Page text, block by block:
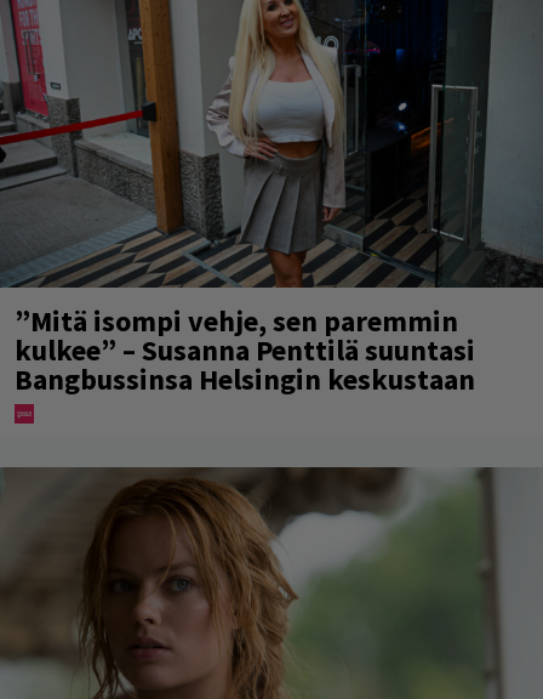
”Mitä isompi vehje, sen paremmin
kulkee” – Susanna Penttilä suuntasi
Bangbussinsa Helsingin keskustaan